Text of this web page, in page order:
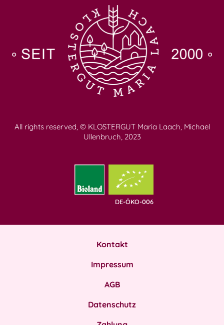
All rights reserved, © KLOSTERGUT Maria Laach, Michael
Ullenbruch, 2023
DE-ÖKO-006
Kontakt
Impressum
AGB
Datenschutz